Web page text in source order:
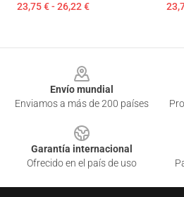
23,75 € - 26,22 €
Envío mundial
Enviamos a más de 200 países
Garantía internacional
Ofrecido en el país de uso